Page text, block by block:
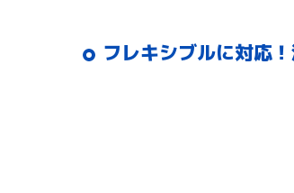
フレキシブルに対応